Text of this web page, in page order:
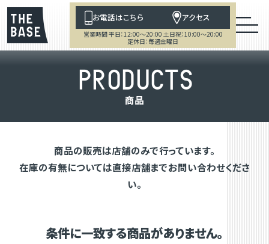
お電話はこちら アクセス
営業時間 平日：12:00～20:00 土日祝：10:00～20:00
定休日：毎週金曜日
PRODUCTS
商品
商品の販売は店舗のみで行っています。
在庫の有無については直接店舗までお問い合わせくださ
い。
条件に一致する商品がありません。